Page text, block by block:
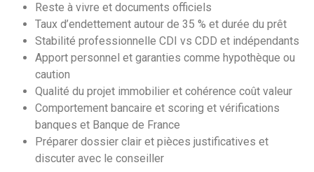
Reste à vivre et documents officiels
Taux d’endettement autour de 35 % et durée du prêt
Stabilité professionnelle CDI vs CDD et indépendants
Apport personnel et garanties comme hypothèque ou
caution
Qualité du projet immobilier et cohérence coût valeur
Comportement bancaire et scoring et vérifications
banques et Banque de France
Préparer dossier clair et pièces justificatives et
discuter avec le conseiller